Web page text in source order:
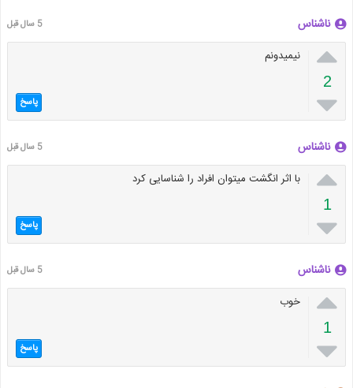
ناشناس 5 سال قبل

2

نیمیدونم
پاسخ
ناشناس 5 سال قبل

1

با اثر انگشت میتوان افراد را شناسایی کرد
پاسخ
ناشناس 5 سال قبل

1

خوب
پاسخ